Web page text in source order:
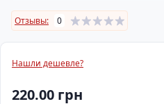
Отзывы: 0
Нашли дешевле?
220.00 грн